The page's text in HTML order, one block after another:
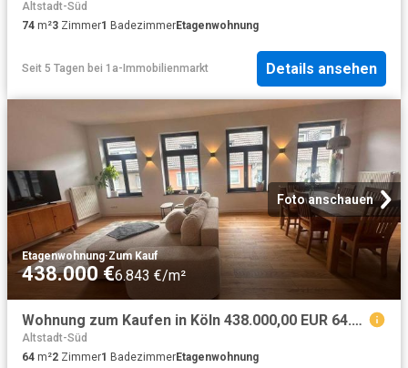
Altstadt-Süd
74 m²3 Zimmer1 BadezimmerEtagenwohnung
Seit 5 Tagen bei 1a-Immobilienmarkt Details ansehen
Foto anschauen
Etagenwohnung·Zum Kauf
438.000 €6.843 €/m²
Wohnung zum Kaufen in Köln 438.000,00 EUR 64.6 m²
Altstadt-Süd
64 m²2 Zimmer1 BadezimmerEtagenwohnung